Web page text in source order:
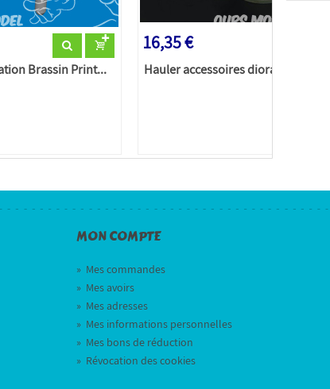
Brassin Print...
16,35 €
Hauler accessoires diorama
MON COMPTE
» Mes commandes
» Mes avoirs
» Mes adresses
» Mes informations personnelles
» Mes bons de réduction
» Révocation des cookies